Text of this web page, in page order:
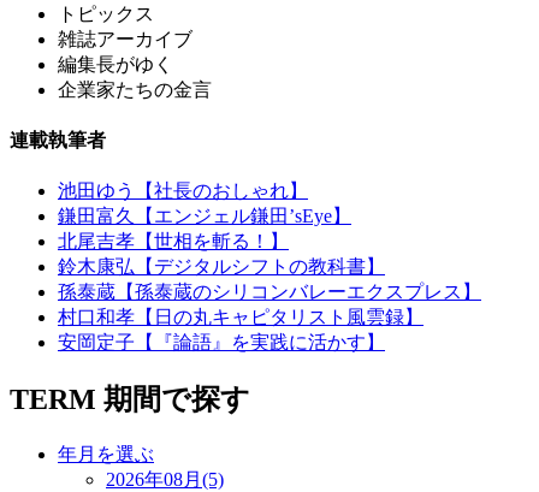
トピックス
雑誌アーカイブ
編集長がゆく
企業家たちの金言
連載執筆者
池田ゆう【社長のおしゃれ】
鎌田富久【エンジェル鎌田’sEye】
北尾吉孝【世相を斬る！】
鈴木康弘【デジタルシフトの教科書】
孫泰蔵【孫泰蔵のシリコンバレーエクスプレス】
村口和孝【日の丸キャピタリスト風雲録】
安岡定子【『論語』を実践に活かす】
TERM 期間で探す
年月を選ぶ
2026年08月(5)